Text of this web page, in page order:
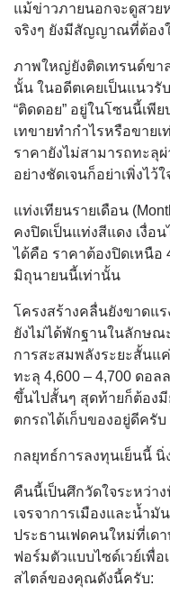
แม้ข่าวภายนอกจะดูสวย
จริงๆ ยังมีสัญญาณที่ต้อง
ภาพใหญ่ยังติดเทรนด์ขา
นั้น ในอดีตเคยเป็นแนว
“ติดดอย” อยู่ในโซนนี้เพี
เทขายทำกำไรหรือขาย
ราคายังไม่สามารถทะลุ
อย่างชัดเจนก็อย่าเพิ่งไว้
แท่งเทียนรายเดือน
คงปิดเป็นแท่งสีแดง เงื่อ
ได้คือ ราคาต้องปิดเหนือ
มิถุนายนนี้เท่านั้น
โครงสร้างคลื่นยังขาดแร
ยังไม่ได้พักฐานในลักษณ
การสะสมพลังระยะสั้นแ
ทะลุ 4,600 – 4,700 ดอ
ขึ้นไปสั้นๆ สุดท้ายก็ต้อง
ตกรถได้เก็บของอยู่ดีครับ
กลยุทธ์การลงทุนเย็นนี้ นิ่
คืนนี้เป็นศึกวัดใจระหว่า
เจรจาการเมืองและน้ำมั
ประธานเฟดคนใหม่ที่เด
ฟอร์มตัวแบบไซด์เวย์เพื่
สไตล์ของคุณดังนี้ครับ: